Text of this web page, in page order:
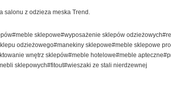
salonu z odzieza meska Trend.
sklepowe#wyposażenie sklepów
odzieżowego#manekiny sklepowe#meble sklepowe
wnętrz sklepów#meble hotelowe#meble
sklepowych#fitout#wieszaki ze stali nierdzewnej